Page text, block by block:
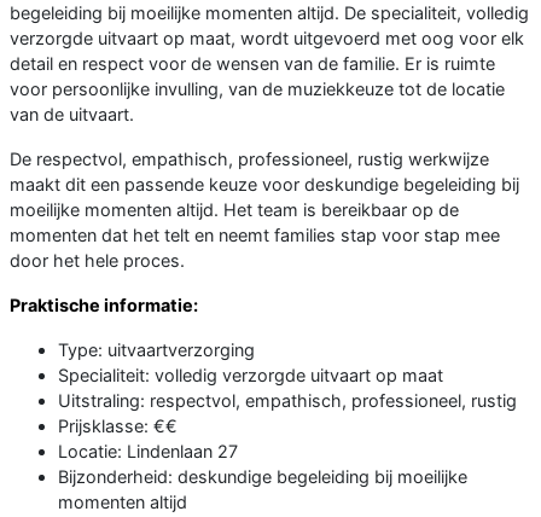
begeleiding bij moeilijke momenten altijd. De specialiteit, volledig
verzorgde uitvaart op maat, wordt uitgevoerd met oog voor elk
detail en respect voor de wensen van de familie. Er is ruimte
voor persoonlijke invulling, van de muziekkeuze tot de locatie
van de uitvaart.
De respectvol, empathisch, professioneel, rustig werkwijze
maakt dit een passende keuze voor deskundige begeleiding bij
moeilijke momenten altijd. Het team is bereikbaar op de
momenten dat het telt en neemt families stap voor stap mee
door het hele proces.
Praktische informatie:
Type: uitvaartverzorging
Specialiteit: volledig verzorgde uitvaart op maat
Uitstraling: respectvol, empathisch, professioneel, rustig
Prijsklasse: €€
Locatie: Lindenlaan 27
Bijzonderheid: deskundige begeleiding bij moeilijke
momenten altijd